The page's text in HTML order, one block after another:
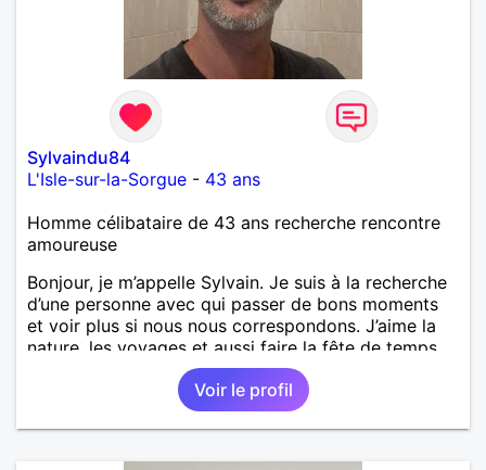
Sylvaindu84
L'Isle-sur-la-Sorgue - 43 ans
Homme célibataire de 43 ans recherche rencontre
amoureuse
Bonjour, je m’appelle Sylvain. Je suis à la recherche
d’une personne avec qui passer de bons moments
et voir plus si nous nous correspondons. J’aime la
nature, les voyages et aussi faire la fête de temps
en temps ;-)Je suis papa d’un petit garçon de 7 ans
dont je m’occupe en garde alternée. J’aime à peu
près tous les styles de musique. (Oui je suis pas
trop fan de Jul). Je fais du sport pour garder la
Voir le profil